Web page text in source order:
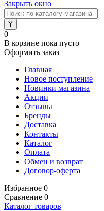
Закрыть окно
0
В корзине пока пусто
Оформить заказ
Главная
Новое поступление
Новинки магазина
Акции
Отзывы
Бренды
Доставка
Контакты
Каталог
Оплата
Обмен и возврат
Договор-оферта
Избранное 0
Сравнение 0
Каталог товаров